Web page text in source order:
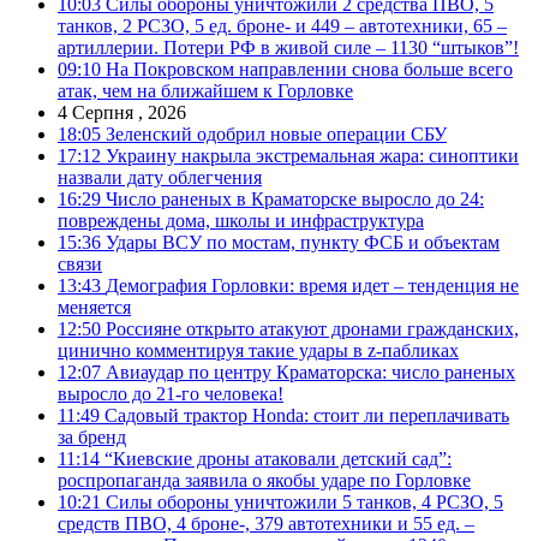
танков, 2 РСЗО, 5 ед. броне- и 449 – автотехники, 65 –
артиллерии. Потери РФ в живой силе – 1130 “штыков”!
09:10 На Покровском направлении снова больше всего
атак, чем на ближайшем к Горловке
4 Серпня , 2026
18:05 Зеленский одобрил новые операции СБУ
17:12 Украину накрыла экстремальная жара: синоптики
назвали дату облегчения
16:29 Число раненых в Краматорске выросло до 24:
повреждены дома, школы и инфраструктура
15:36 Удары ВСУ по мостам, пункту ФСБ и объектам
связи
13:43 Демография Горловки: время идет – тенденция не
меняется
12:50 Россияне открыто атакуют дронами гражданских,
цинично комментируя такие удары в z-пабликах
12:07 Авиаудар по центру Краматорска: число раненых
выросло до 21-го человека!
11:49 Садовый трактор Honda: стоит ли переплачивать
за бренд
11:14 “Киевские дроны атаковали детский сад”:
роспропаганда заявила о якобы ударе по Горловке
10:21 Силы обороны уничтожили 5 танков, 4 РСЗО, 5
средств ПВО, 4 броне-, 379 автотехники и 55 ед. –